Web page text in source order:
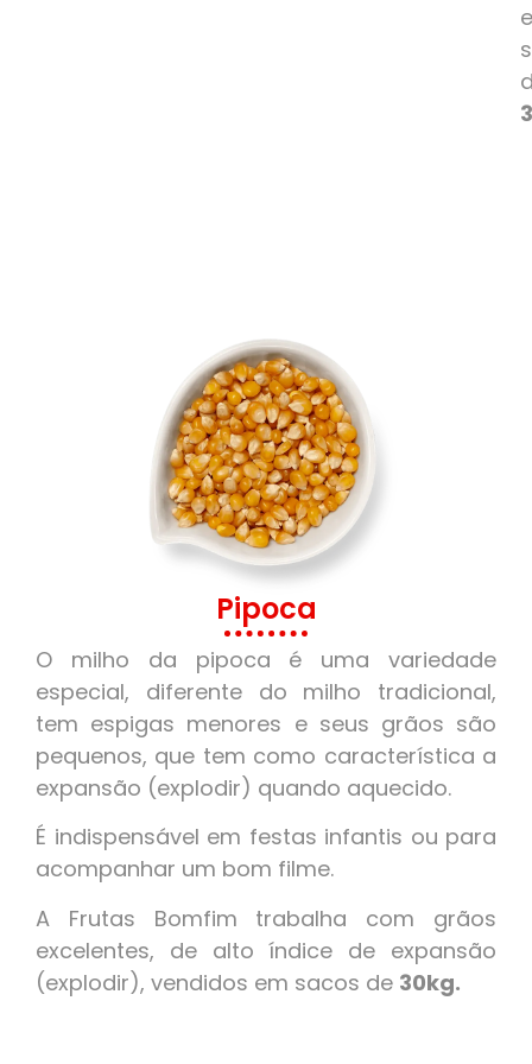
Pipoca
O milho da pipoca é uma variedade
especial, diferente do milho tradicional,
tem espigas menores e seus grãos são
pequenos, que tem como característica a
expansão (explodir) quando aquecido.
É indispensável em festas infantis ou para
acompanhar um bom filme.
A Frutas Bomfim trabalha com grãos
excelentes, de alto índice de expansão
(explodir), vendidos em sacos de 30kg.